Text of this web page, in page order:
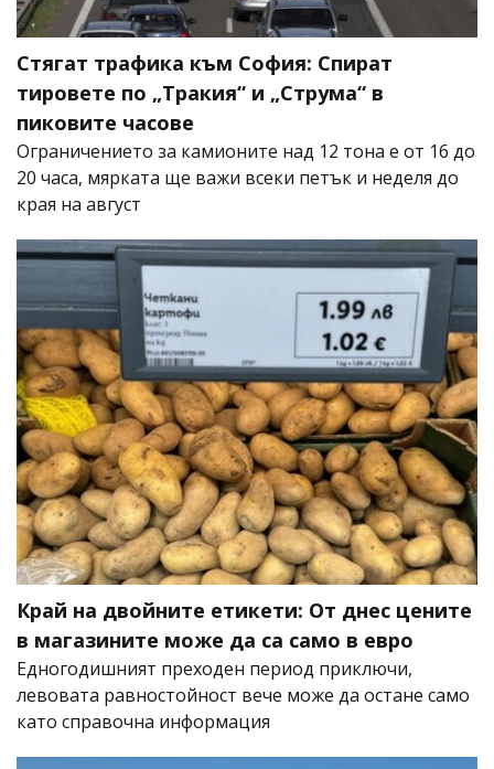
Стягат трафика към София: Спират
тировете по „Тракия“ и „Струма“ в
пиковите часове
Ограничението за камионите над 12 тона е от 16 до
20 часа, мярката ще важи всеки петък и неделя до
края на август
Край на двойните етикети: От днес цените
в магазините може да са само в евро
Едногодишният преходен период приключи,
левовата равностойност вече може да остане само
като справочна информация